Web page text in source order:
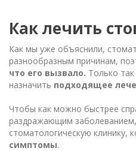
Как лечить
Как мы уже объяснили,
разнообразным причинам,
что его вызвало. Только
назначить подходящее
Чтобы как можно быстрее
раздражающим
стоматологическую клинику,
симптомы.